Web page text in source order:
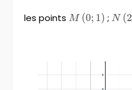
les points M\left(0;1
M (0; 1) ; N (2